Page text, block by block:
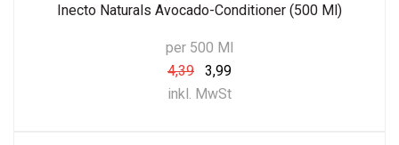
Inecto Naturals Avocado-Conditioner (500 Ml)
per 500 Ml
4,39
3,99
inkl. MwSt